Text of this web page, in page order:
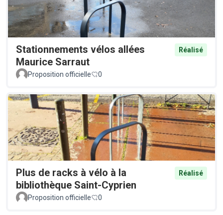
Stationnements vélos allées
Maurice Sarraut
Réalisé
Proposition officielle 0
Plus de racks à vélo à la
bibliothèque Saint-Cyprien
Réalisé
Proposition officielle 0